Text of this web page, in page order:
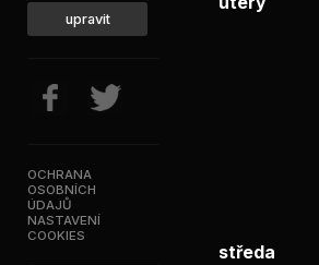
upravit
OCHRANA
OSOBNÍCH
ÚDAJŮ
NASTAVENÍ
COOKIES
středa